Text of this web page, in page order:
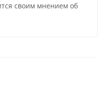
своим мнением об